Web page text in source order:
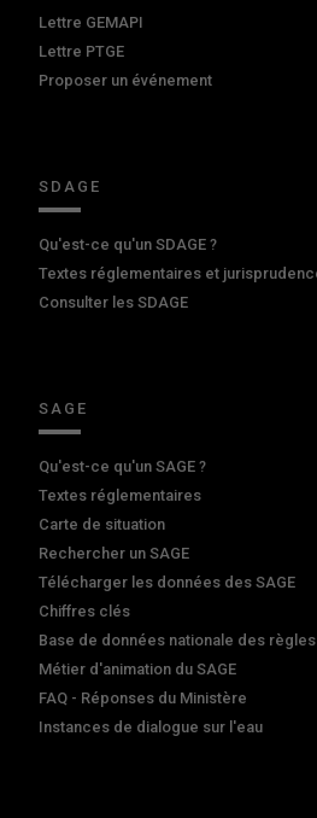
Lettre GEMAPI
Lettre PTGE
Proposer un événement
SDAGE
Qu'est-ce qu'un SDAGE ?
Textes réglementaires et
Consulter les SDAGE
SAGE
Qu'est-ce qu'un SAGE ?
Textes réglementaires
Carte de situation
Rechercher un SAGE
Télécharger les données des SAGE
Chiffres clés
Base de données nationale des règles
Métier d'animation du SAGE
FAQ - Réponses du Ministère
Instances de dialogue sur l'eau